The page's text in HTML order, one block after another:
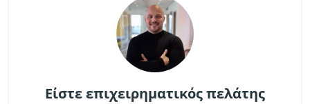
Είστε επιχειρηματικός πελάτης